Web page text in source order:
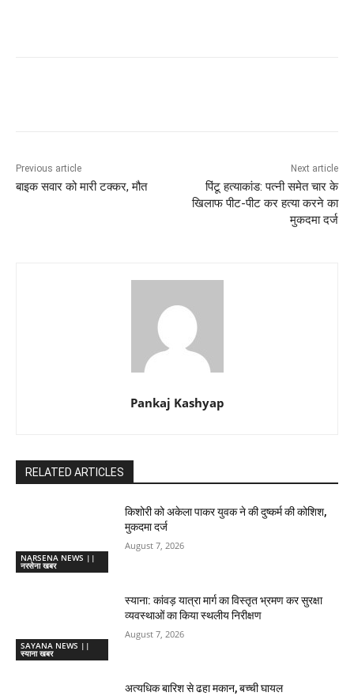
Previous article
बाइक सवार को मारी टक्कर, मौत
Next article
पिंटू हत्याकांड: पत्नी समेत चार के
खिलाफ पीट-पीट कर हत्या करने का
मुकदमा दर्ज
Pankaj Kashyap
RELATED ARTICLES
NARSENA NEWS ||
नरसेना खबर
किशोरी को अकेला पाकर युवक ने की दुष्कर्म की कोशिश,
मुकदमा दर्ज
August 7, 2026
SAYANA NEWS ||
स्याना खबर
स्याना: कांवड़ यात्रा मार्ग का विस्तृत भ्रमण कर सुरक्षा
व्यवस्थाओं का किया स्थलीय निरीक्षण
August 7, 2026
अत्यधिक बारिश से ढहा मकान, बच्ची घायल